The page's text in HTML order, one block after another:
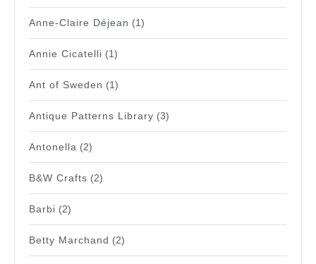
Anne-Claire Déjean (1)
Annie Cicatelli (1)
Ant of Sweden (1)
Antique Patterns Library (3)
Antonella (2)
B&W Crafts (2)
Barbi (2)
Betty Marchand (2)